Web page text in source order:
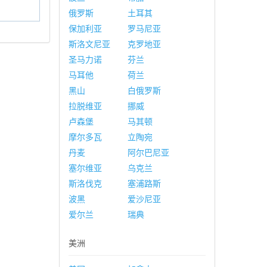
俄罗斯
土耳其
保加利亚
罗马尼亚
斯洛文尼亚
克罗地亚
圣马力诺
芬兰
马耳他
荷兰
黑山
白俄罗斯
拉脱维亚
挪威
卢森堡
马其顿
摩尔多瓦
立陶宛
丹麦
阿尔巴尼亚
塞尔维亚
乌克兰
斯洛伐克
塞浦路斯
波黑
爱沙尼亚
爱尔兰
瑞典
美洲